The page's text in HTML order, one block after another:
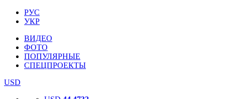
РУС
УКР
ВИДЕО
ФОТО
ПОПУЛЯРНЫЕ
СПЕЦПРОЕКТЫ
USD